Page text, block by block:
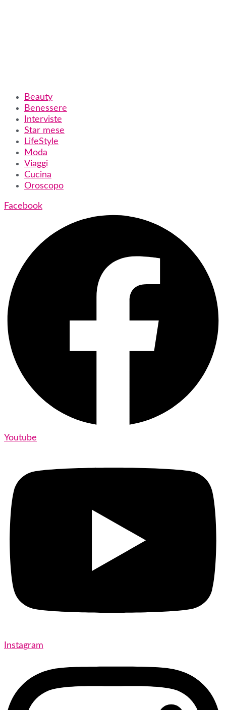
Beauty
Benessere
Interviste
Star mese
LifeStyle
Moda
Viaggi
Cucina
Oroscopo
Facebook
Youtube
Instagram